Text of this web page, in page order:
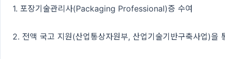
1. 포장기술관리사(Packaging Professional)증 수여
2. 전액 국고 지원(산업통상자원부, 산업기술기반구축사업)을